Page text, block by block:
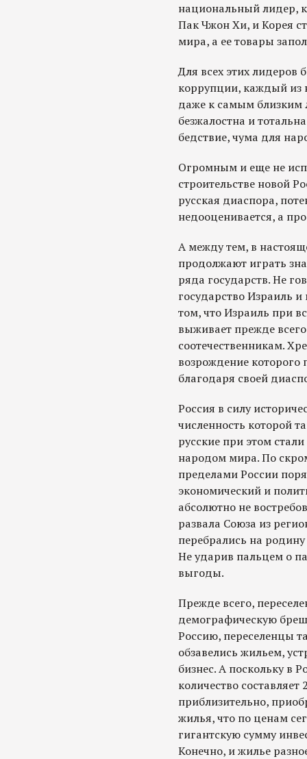
национальный лидер,
Пак Чжон Хи, и Корея
мира, а ее товары
Для всех этих лидеров
коррупции, каждый из
даже к самым близким
безжалостна и
бедствие, чума для
Огромным и еще не
строительстве новой
русская диаспора,
недооценивается, а
А между тем, в
продолжают играть
ряда государств. Не
государство Израиль
том, что Израиль при
выживает прежде
соотечественникам.
возрождение которого
благодаря своей
Россия в силу
численность которой
русские при этом
народом мира. По
пределами России
экономический и
абсолютно не
развала Союза из
перебрались на
Не ударив пальцем о
выгоды.
Прежде всего,
демографическую
Россию, переселенцы
обзавелись жильем,
бизнес. А поскольку в
количество
приблизительно,
жилья, что по ценам
гигантскую сумму
Конечно, и жилье